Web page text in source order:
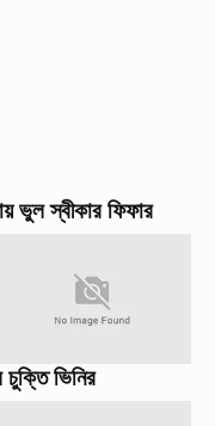
ভুল স্বীকার ফিফার
চুক্তি ভিনির